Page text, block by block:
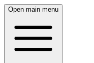
Open main menu